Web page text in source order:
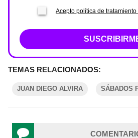
Acepto política de tratamiento
TEMAS RELACIONADOS:
JUAN DIEGO ALVIRA SÁBADOS